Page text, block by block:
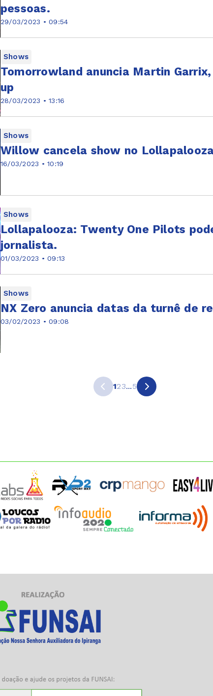
29/03/2023 • 09:54
pessoas.
Shows
28/03/2023 • 13:16
Tomorrowland anuncia Martin
up
Shows
16/03/2023 • 10:19
Willow cancela show no
Shows
01/03/2023 • 09:13
Lollapalooza: Twenty One Pilots
jornalista.
Shows
03/02/2023 • 09:08
NX Zero anuncia datas da turnê de
123...5